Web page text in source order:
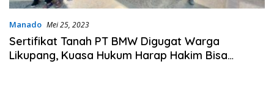
Manado Mei 25, 2023
Sertifikat Tanah PT BMW Digugat Warga
Likupang, Kuasa Hukum Harap Hakim Bisa